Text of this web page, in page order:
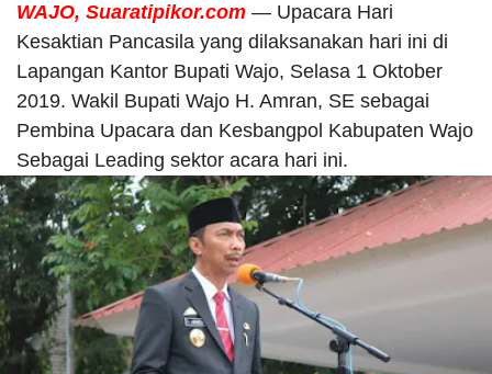
WAJO, Suaratipikor.com — Upacara Hari
Kesaktian Pancasila yang dilaksanakan hari ini di
Lapangan Kantor Bupati Wajo, Selasa 1 Oktober
2019. Wakil Bupati Wajo H. Amran, SE sebagai
Pembina Upacara dan Kesbangpol Kabupaten Wajo
Sebagai Leading sektor acara hari ini.